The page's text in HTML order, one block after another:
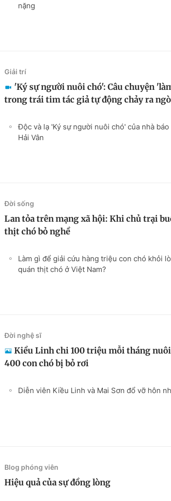
nặng
Giải trí
'Ký sự người nuôi chó': Câu chuyện
trong trái tim tác giả tự động chảy ra
Độc và lạ 'Ký sự người nuôi chó' của nhà báo
Hải Vân
Đời sống
Lan tỏa trên mạng xã hội: Khi chủ trại
thịt chó bỏ nghề
Làm gì để giải cứu hàng triệu con chó khỏi
quán thịt chó ở Việt Nam?
Đời nghệ sĩ
Kiều Linh chi 100 triệu mỗi tháng
400 con chó bị bỏ rơi
Diễn viên Kiều Linh và Mai Sơn đổ vỡ hôn
Blog phóng viên
Hiệu quả của sự đồng lòng